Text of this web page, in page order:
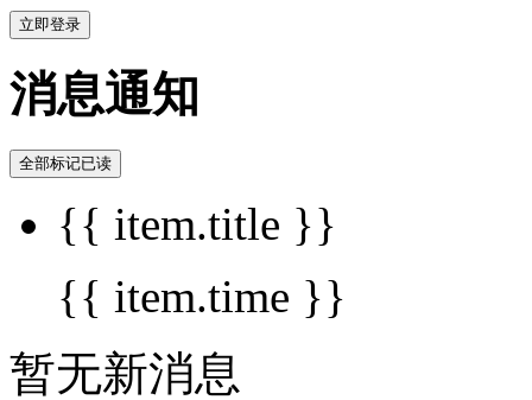
立即登录
消息通知
全部标记已读
{{ item.title }}
{{ item.time }}
暂无新消息